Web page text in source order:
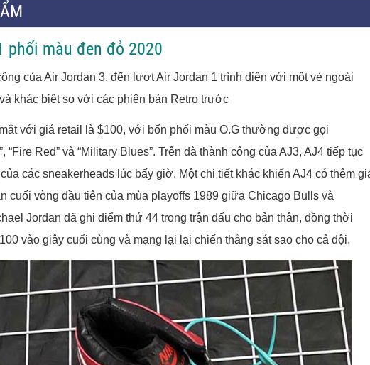
phối màu đen đỏ 2020
của Air Jordan 3, đến lượt Air Jordan 1 trình diện với một vẻ ngoài
khác biệt so với các phiên bản Retro trước
với giá retail là $100, với bốn phối màu O.G thường được gọi
“Fire Red” và “Military Blues”. Trên đà thành công của AJ3, AJ4 tiếp tục
các sneakerheads lúc bấy giờ. Một chi tiết khác khiến AJ4 có thêm
cuối vòng đầu tiên của mùa playoffs 1989 giữa Chicago Bulls và
Jordan đã ghi điểm thứ 44 trong trận đấu cho bản thân, đồng thời
vào giây cuối cùng và mạng lại lại chiến thắng sát sao cho cả đội.